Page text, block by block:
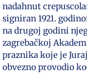
nadahnut
signiran 1921.
na drugoj godini
zagrebačkoj
praznika koje je
obvezno provodio